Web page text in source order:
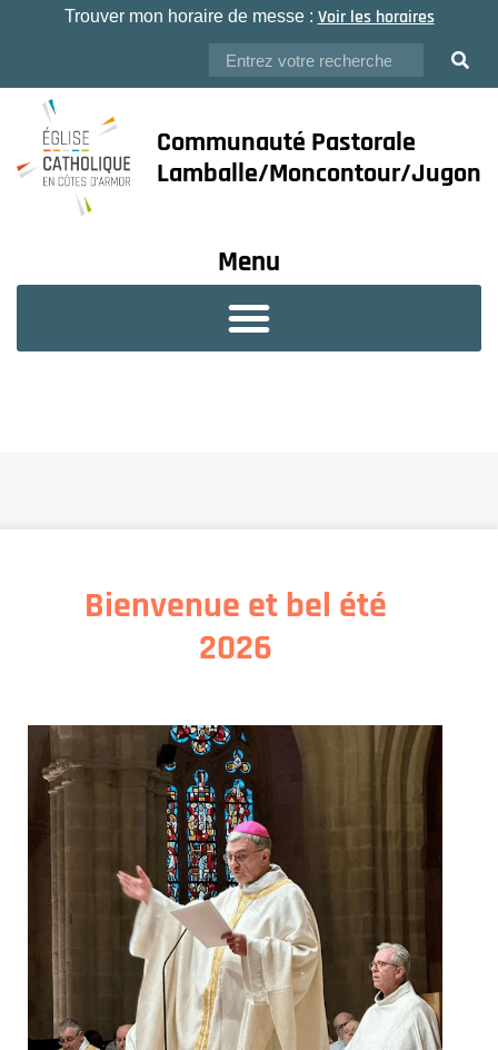
Trouver mon horaire de messe : Voir les horaires
Communauté Pastorale
Lamballe/Moncontour/Jugon
Menu
Bienvenue et bel été
2026